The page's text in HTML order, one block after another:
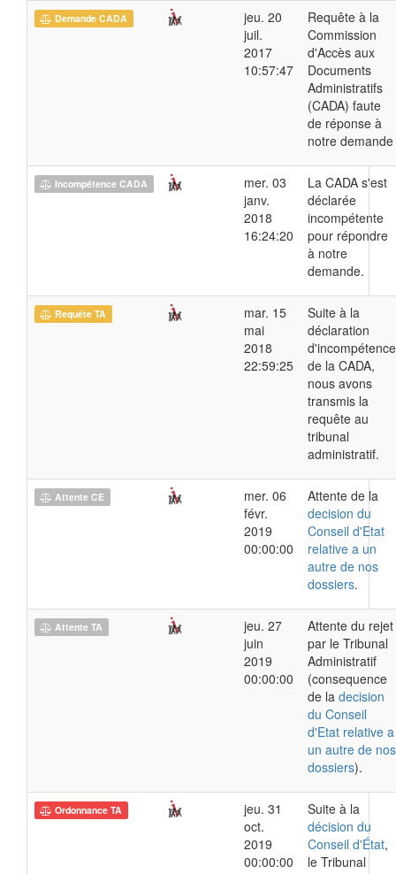
Demande CADA
jeu. 20
juil.
2017
10:57:47
Requête à la
Commission
d'Accès aux
Documents
Administratifs
(CADA) faute
de réponse à
notre demande
Incompétence CADA
mer. 03
janv.
2018
16:24:20
La CADA s'est
déclarée
incompétente
pour répondre
à notre
demande.
Requête TA
mar. 15
mai
2018
22:59:25
Suite à la
déclaration
d'incompétence
de la CADA,
nous avons
transmis la
requête au
tribunal
administratif.
Attente CE
mer. 06
févr.
2019
00:00:00
Attente de la
decision du
Conseil d'Etat
relative a un
autre de nos
dossiers.
Attente TA
jeu. 27
juin
2019
00:00:00
Attente du rejet
par le Tribunal
Administratif
(consequence
de la decision
du Conseil
d'Etat relative a
un autre de nos
dossiers).
Ordonnance TA
jeu. 31
oct.
2019
00:00:00
Suite à la
décision du
Conseil d'État,
le Tribunal